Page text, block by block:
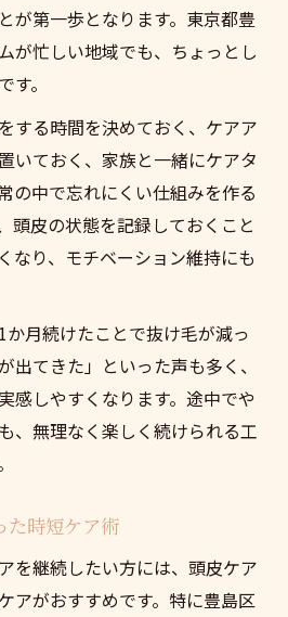
が第一歩となります。東京都豊
が忙しい地域でも、ちょっとし
。
する時間を決めておく、ケアア
いておく、家族と一緒にケアタ
の中で忘れにくい仕組みを作る
頭皮の状態を記録しておくこと
なり、モチベーション維持にも
月続けたことで抜け毛が減っ
出てきた」といった声も多く、
感しやすくなります。途中でや
、無理なく楽しく続けられる工
た時短ケア術
を継続したい方には、頭皮ケア
アがおすすめです。特に豊島区